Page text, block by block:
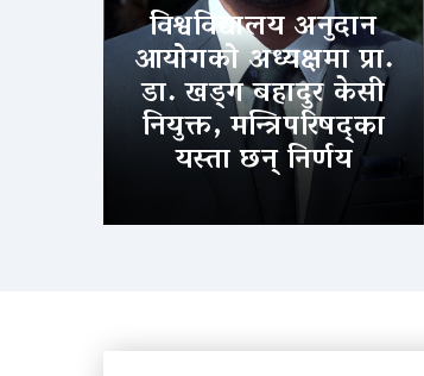
विश्वविद्यालय अनुदान
आयोगको अध्यक्षमा प्रा.
डा. खड्ग बहादुर केसी
नियुक्त, मन्त्रिपरिषद्का
यस्ता छन् निर्णय